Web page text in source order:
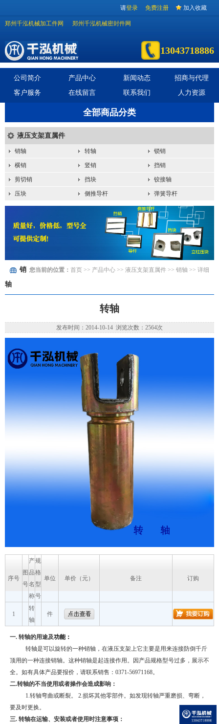
请登录 免费注册 加入收藏
郑州千泓机械加工件网 郑州千泓机械密封件网
13043718886
公司简介 产品中心 新闻动态
招商与代理
客户服务
在线留言 联系我们 人力资源
全部商品分类
液压支架直属件
销轴 转轴 锁销
横销 竖销 挡销
剪切销 挡块 铰接轴
压块 侧推导杆 弹簧导杆
您当前的位置： 首页 >> 产品中心 >> 液压支架直属件 >> 销轴 >> 详细
销
轴
转轴
发布时间：2014-10-14 浏览次数：2564次
序号
图
号
产
品
名
称
规
格
型
号
单位 单价（元） 备注 订购
1
转
轴
件
一. 转轴的用途及功能：
转轴是可以旋转的一种销轴，在液压支架上它主要是用来连接防倒千斤
顶用的一种连接销轴。这种销轴是起连接作用。 因产品规格型号过多，展示不
全。如有具体产品要报价，请联系销售：0371-56971168。
二.转轴的不当使用或者操作会造成影响：
1. 转轴弯曲或断裂。 2. 损坏其他零部件。如发现转轴严重磨损、弯断，
要及时更换。
三. 转轴在运输、安装或者使用时注意事项：